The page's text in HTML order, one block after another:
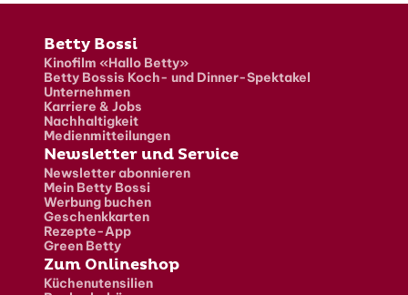
Fusszeile
Betty Bossi
Kinofilm «Hallo Betty»
Betty Bossis Koch- und Dinner-Spektakel
Unternehmen
Karriere & Jobs
Nachhaltigkeit
Medienmitteilungen
Newsletter und Service
Newsletter abonnieren
Mein Betty Bossi
Werbung buchen
Geschenkkarten
Rezepte-App
Green Betty
Zum Onlineshop
Küchenutensilien